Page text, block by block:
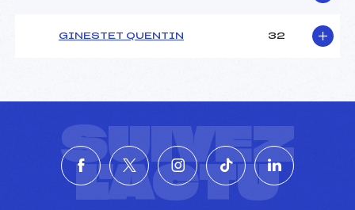
GINESTET QUENTIN 32
SUIVEZ
L'ACTU